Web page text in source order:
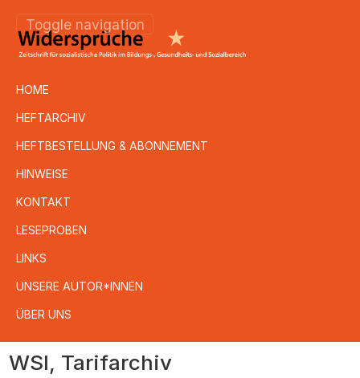
Toggle navigation
HOME
HEFTARCHIV
HEFTBESTELLUNG & ABONNEMENT
HINWEISE
KONTAKT
LESEPROBEN
LINKS
UNSERE AUTOR*INNEN
ÜBER UNS
zum
WSI, Tarifarchiv